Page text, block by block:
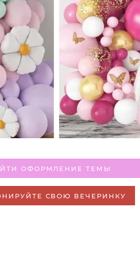
ОФОРМЛЕНИЕ ТЕМЫ
СВОЮ ВЕЧЕРИНКУ